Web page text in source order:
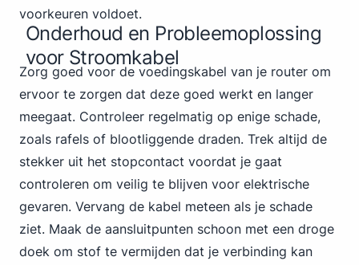
voorkeuren voldoet.
Onderhoud en Probleemoplossing
voor Stroomkabel
Zorg goed voor de voedingskabel van je router om
ervoor te zorgen dat deze goed werkt en langer
meegaat. Controleer regelmatig op enige schade,
zoals rafels of blootliggende draden. Trek altijd de
stekker uit het stopcontact voordat je gaat
controleren om veilig te blijven voor elektrische
gevaren. Vervang de kabel meteen als je schade
ziet. Maak de aansluitpunten schoon met een droge
doek om stof te vermijden dat je verbinding kan